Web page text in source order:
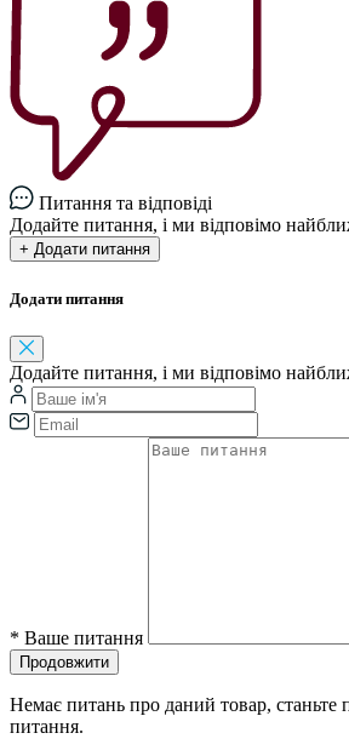
Питання та відповіді
Додайте питання, і ми відповімо
+ Додати питання
Додати питання
Додайте питання, і ми відповімо
* Ваше питання
Продовжити
Немає питань про даний товар, станьте
питання.